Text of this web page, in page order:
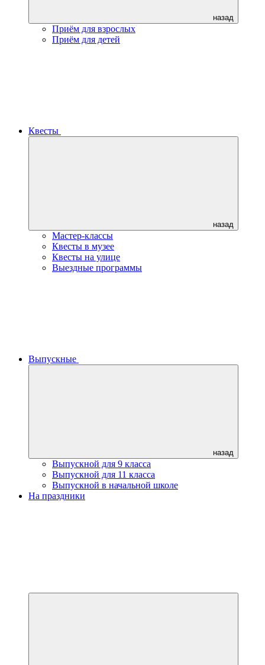
назад
Приём для взрослых
Приём для детей
Квесты
назад
Мастер-классы
Квесты в музее
Квесты на улице
Выездные программы
Выпускные
назад
Выпускной для 9 класса
Выпускной для 11 класса
Выпускной в начальной школе
На праздники